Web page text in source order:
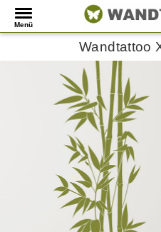
Menü
Wandtattoo